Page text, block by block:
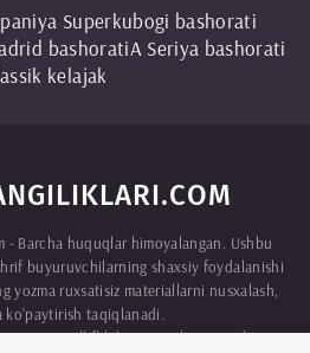
Superkubogi bashorati
bashoratiA Seriya bashorati
kelajak
Barcha huquqlar himoyalangan. Ushbu
buyuruvchilarning shaxsiy foydalanishi
yozma ruxsatisiz materiallarni nusxalash,
ko'paytirish taqiqlanadi.
va mualliflik huquqini hurmat qilamiz.